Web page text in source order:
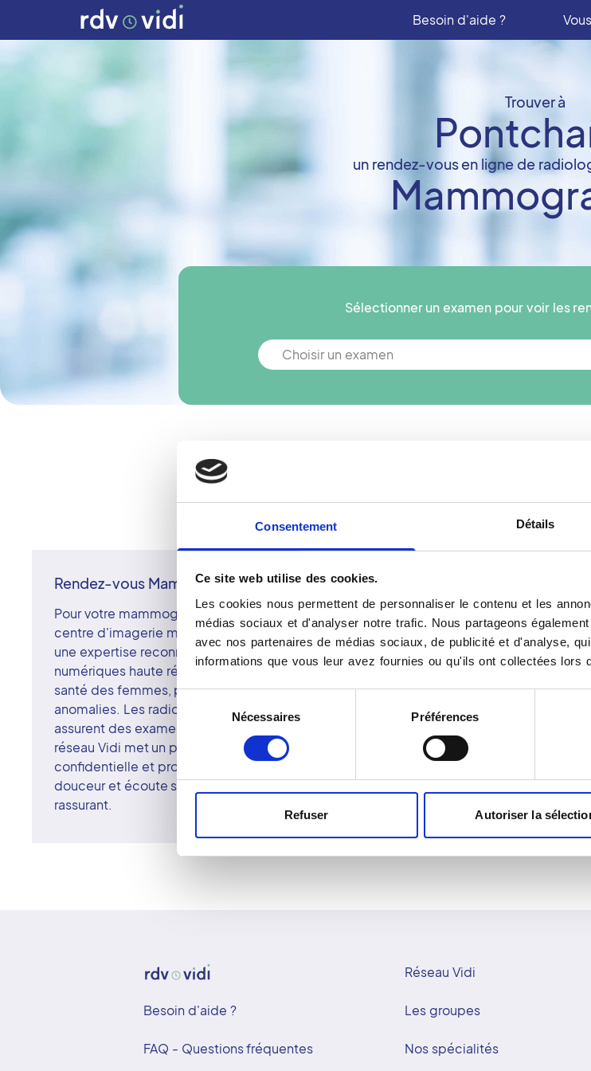
Consentement Détails
Ce site web utilise des cookies.
Les cookies nous permettent de personnaliser le contenu et les
médias sociaux et d'analyser notre trafic. Nous partageons
avec nos partenaires de médias sociaux, de publicité et d'analyse,
informations que vous leur avez fournies ou qu'ils ont collectées lors
Sélection
du
consentement
Nécessaires Préférences
Refuser Autoriser la
Besoin d'aide ?
Trouver à
un rendez-vous en ligne de
Sélectionner un examen pour voir les
Choisir un examen
Rendez-vous Mammographie à Pontcharra
Pour votre mammographie à Pontcharra, prenez rendez-vous dans un
centre d'imagerie membre du réseau Vidi. Les centres Vidi s'appuient sur
une expertise reconnue en imagerie mammaire et disposent d'appareils
numériques haute résolution. Cet examen de dépistage, essentiel pour la
santé des femmes, permet de détecter précocement d'éventuelles
anomalies. Les radiologues surspécialisés du centre de Pontcharra
assurent des examens précis et un suivi attentif, dans un cadre apaisant. Le
réseau Vidi met un point d'honneur à garantir une prise en charge humaine,
confidentielle et professionnelle. À Pontcharra, technologie de pointe,
douceur et écoute s'allient pour un diagnostic sûr et un accompagnement
rassurant.
La
Besoin d'aide ?
FAQ - Questions fréquentes
Réseau Vidi
Les groupes
Nos spécialités